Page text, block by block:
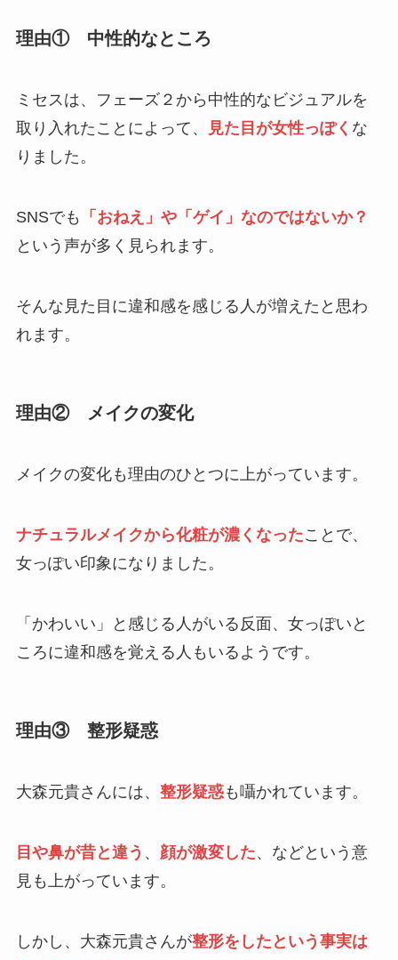
理由① 中性的なところ
ミセスは、フェーズ２から中性的なビジュアルを
取り入れたことによって、
見た目が女性っぽく な
りました。
SNSでも
「おねえ」や「ゲイ」なのではないか？
という声が多く見られます。
そんな見た目に違和感を感じる人が増えたと思わ
れます。
理由② メイクの変化
メイクの変化も理由のひとつに上がっています。
ナチュラルメイクから化粧が濃くなったことで、
女っぽい印象になりました。
「かわいい」と感じる人がいる反面、女っぽいと
ころに違和感を覚える人もいるようです。
理由③ 整形疑惑
大森元貴さんには、 整形疑惑も囁かれています。
目や鼻が昔と違う 、 顔が激変した、などという意
見も上がっています。
しかし、大森元貴さんが整形をしたという事実は